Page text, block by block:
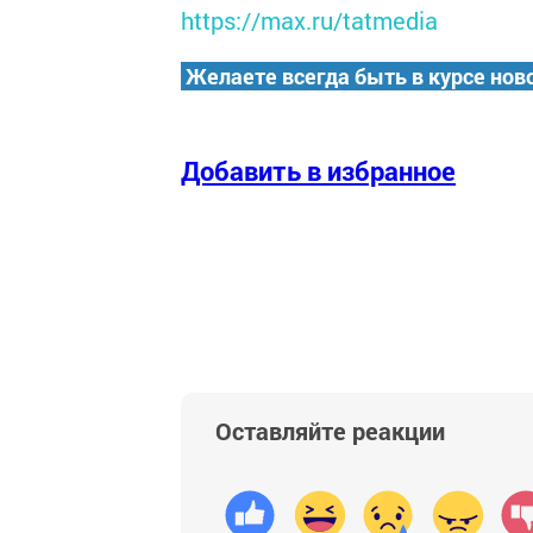
https://max.ru/tatmedia
Желаете всегда быть в курсе
Добавить в избранное
Оставляйте реакции